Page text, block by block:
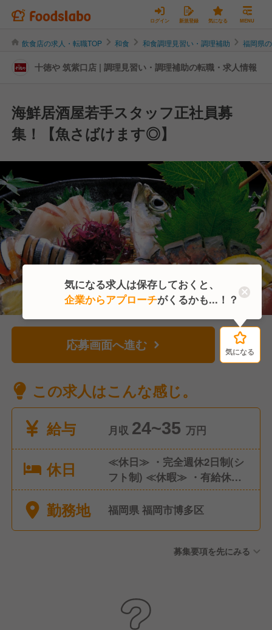
ログイン 新規登録 気になる MENU
飲食店の求人・転職TOP 和食 和食調理見習い・調理補助 福岡県
十徳や 筑紫口店 | 調理見習い・調理補助の転職・求人情報
海鮮居酒屋若手スタッフ正社員募
集！【魚さばけます◎】
応募画面へ進む 気になる
この求人はこんな感じ。
給与
月収 24~35 万円
休日
≪休日≫ ・完全週休2日制(シ
フト制) ≪休暇≫ ・有給休暇
・慶弔休暇 年間休日108日 社
会保険完備（雇用・労災・健
勤務地 福岡県 福岡市博多区
募集要項を先にみる
気になる
気になる求人は保存しておくと、
企業からアプローチがくるかも...！？